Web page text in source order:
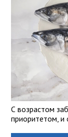
С возрастом
приоритетом,